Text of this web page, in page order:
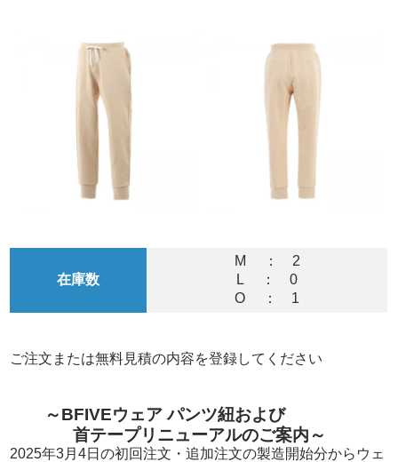
在庫数
M ： 2
L ： 0
O ： 1
ご注文または無料見積の内容を登録してください
～BFIVEウェア パンツ紐および
首テープリニューアルのご案内～
2025年3月4日の初回注文・追加注文の製造開始分からウェ